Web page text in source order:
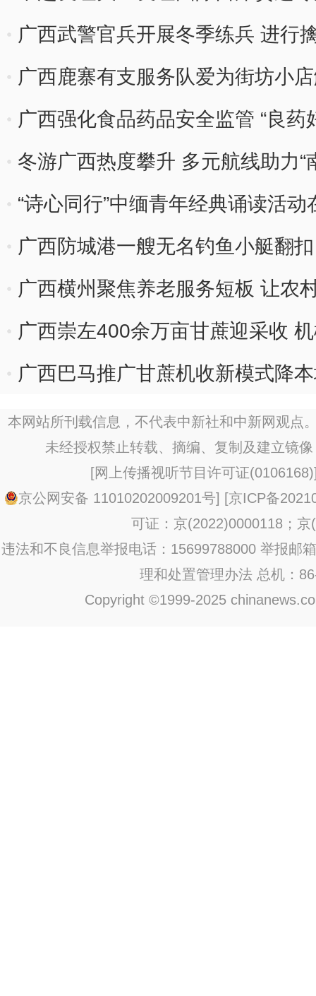
广西武警官兵开展冬季练兵 进行
广西鹿寨有支服务队爱为街坊小
广西强化食品药品安全监管 “良药
冬游广西热度攀升 多元航线助力“
“诗心同行”中缅青年经典诵读活
广西防城港一艘无名钓鱼小艇翻
广西横州聚焦养老服务短板 让农
广西崇左400余万亩甘蔗迎采收
广西巴马推广甘蔗机收新模式降
本网站所刊载信息，不代表中新社和中新网观点
未经授权禁止转载、摘编、复制及建立镜
[网上传播视听节目许可证(0106168)
京公网安备 11010202009201号] [京ICP备
可证：京(2022)0000118；京
违法和不良信息举报电话：15699788000 举报邮
理和处置管理办法 总机：
Copyright ©1999-2025